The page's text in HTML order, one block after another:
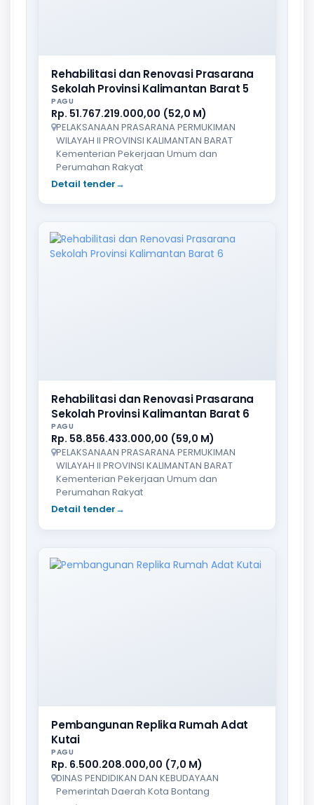
Rehabilitasi dan Renovasi Prasarana
Sekolah Provinsi Kalimantan Barat 5
PAGU
Rp. 51.767.219.000,00 (52,0 M)
PELAKSANAAN PRASARANA PERMUKIMAN
WILAYAH II PROVINSI KALIMANTAN BARAT
Kementerian Pekerjaan Umum dan
Perumahan Rakyat
Detail tender→
Rehabilitasi dan Renovasi Prasarana
Sekolah Provinsi Kalimantan Barat 6
PAGU
Rp. 58.856.433.000,00 (59,0 M)
PELAKSANAAN PRASARANA PERMUKIMAN
WILAYAH II PROVINSI KALIMANTAN BARAT
Kementerian Pekerjaan Umum dan
Perumahan Rakyat
Detail tender→
Pembangunan Replika Rumah Adat
Kutai
PAGU
Rp. 6.500.208.000,00 (7,0 M)
DINAS PENDIDIKAN DAN KEBUDAYAAN
Pemerintah Daerah Kota Bontang